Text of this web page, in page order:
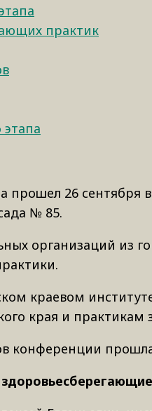
практик
этапа
прошел 26
№ 85.
организаций из
краевом
края и
конференции